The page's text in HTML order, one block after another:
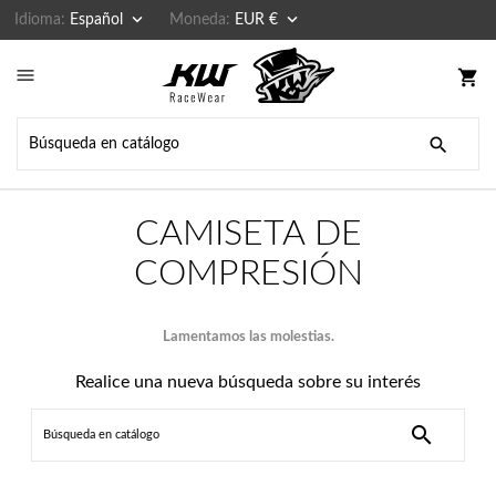
Idioma: Español  Moneda: EUR € 
 shopping_cart

CAMISETA DE
COMPRESIÓN
Lamentamos las molestias.
Realice una nueva búsqueda sobre su interés
